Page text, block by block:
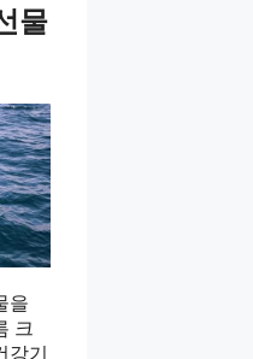
물
을
크
기